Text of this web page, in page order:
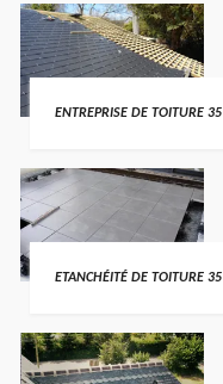
ENTREPRISE DE TOITURE 35
ETANCHÉITÉ DE TOITURE 35